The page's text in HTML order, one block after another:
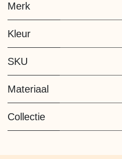
Merk
Kleur
SKU
Materiaal
Collectie